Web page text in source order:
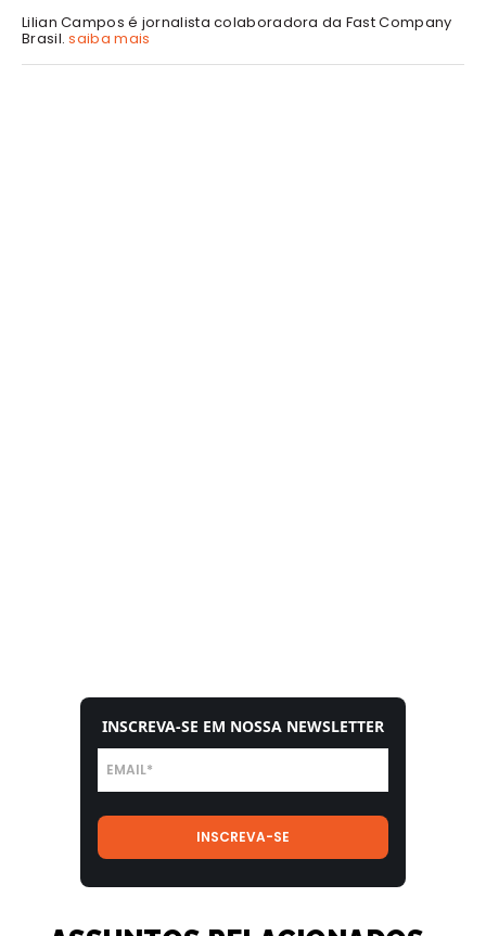
Lilian Campos é jornalista colaboradora da Fast Company
Brasil.saiba mais
INSCREVA-SE EM NOSSA NEWSLETTER